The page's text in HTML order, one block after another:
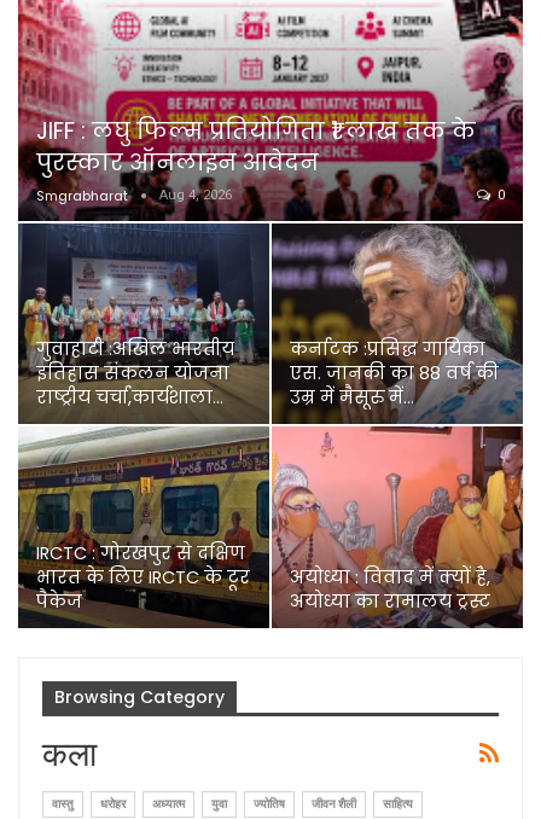
JIFF : लघु फिल्म प्रतियोगिता ₹1 लाख तक के
पुरस्कार ऑनलाइन आवेदन
Smgrabharat Aug 4, 2026 0
गुवाहाटी :अखिल भारतीय
इतिहास संकलन योजना
राष्ट्रीय चर्चा,कार्यशाला…
कर्नाटक :प्रसिद्ध गायिका
एस. जानकी का 88 वर्ष की
उम्र में मैसूरु में…
IRCTC : गोरखपुर से दक्षिण
भारत के लिए IRCTC के टूर
पैकेज
अयोध्या : विवाद में क्यों है,
अयोध्या का रामालय ट्रस्ट
Browsing Category
कला
वास्तु धरोहर अध्यात्म युवा ज्योतिष जीवन शैली साहित्य